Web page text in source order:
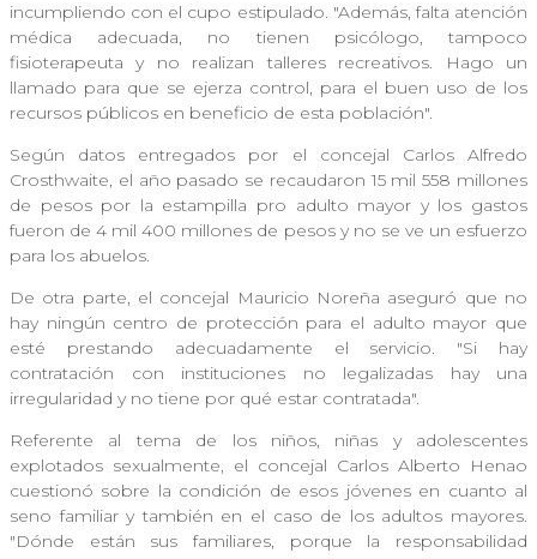
incumpliendo con el cupo estipulado. "Además, falta atención
médica adecuada, no tienen psicólogo, tampoco
fisioterapeuta y no realizan talleres recreativos. Hago un
llamado para que se ejerza control, para el buen uso de los
recursos públicos en beneficio de esta población".
Según datos entregados por el concejal Carlos Alfredo
Crosthwaite, el año pasado se recaudaron 15 mil 558 millones
de pesos por la estampilla pro adulto mayor y los gastos
fueron de 4 mil 400 millones de pesos y no se ve un esfuerzo
para los abuelos.
De otra parte, el concejal Mauricio Noreña aseguró que no
hay ningún centro de protección para el adulto mayor que
esté prestando adecuadamente el servicio. "Si hay
contratación con instituciones no legalizadas hay una
irregularidad y no tiene por qué estar contratada".
Referente al tema de los niños, niñas y adolescentes
explotados sexualmente, el concejal Carlos Alberto Henao
cuestionó sobre la condición de esos jóvenes en cuanto al
seno familiar y también en el caso de los adultos mayores.
"Dónde están sus familiares, porque la responsabilidad